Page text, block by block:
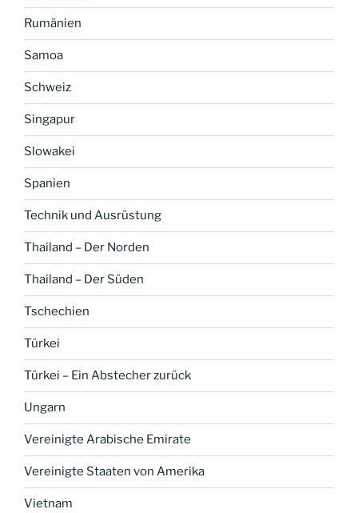
Rumänien
Samoa
Schweiz
Singapur
Slowakei
Spanien
Technik und Ausrüstung
Thailand – Der Norden
Thailand – Der Süden
Tschechien
Türkei
Türkei – Ein Abstecher zurück
Ungarn
Vereinigte Arabische Emirate
Vereinigte Staaten von Amerika
Vietnam